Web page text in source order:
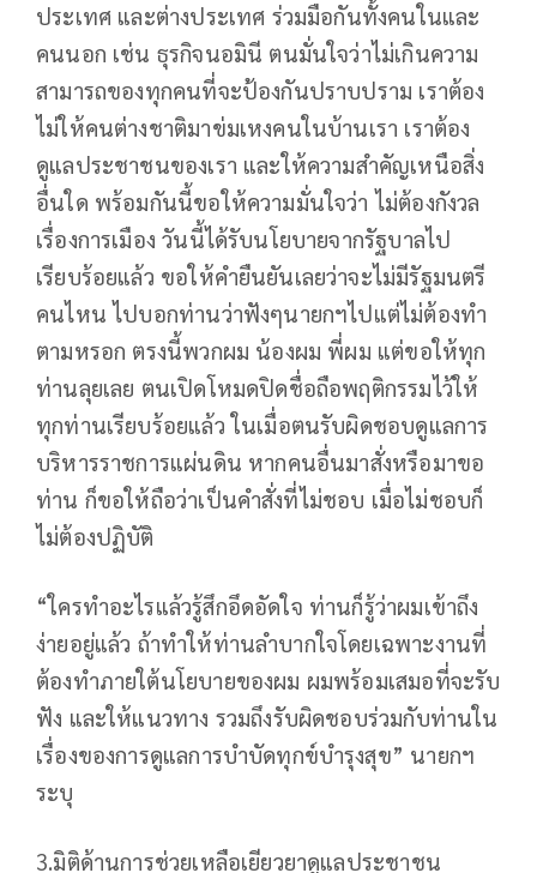
ประเทศ และต่างประเทศ ร่วมมือกันทั้งคนในและ
คนนอก เช่น ธุรกิจนอมินี ตนมั่นใจว่าไม่เกินความ
สามารถของทุกคนที่จะป้องกันปราบปราม เราต้อง
ไม่ให้คนต่างชาติมาข่มเหงคนในบ้านเรา เราต้อง
ดูแลประชาชนของเรา และให้ความสำคัญเหนือสิ่ง
อื่นใด พร้อมกันนี้ขอให้ความมั่นใจว่า ไม่ต้องกังวล
เรื่องการเมือง วันนี้ได้รับนโยบายจากรัฐบาลไป
เรียบร้อยแล้ว ขอให้คำยืนยันเลยว่าจะไม่มีรัฐมนตรี
คนไหน ไปบอกท่านว่าฟังๆนายกฯไปแต่ไม่ต้องทำ
ตามหรอก ตรงนี้พวกผม น้องผม พี่ผม แต่ขอให้ทุก
ท่านลุยเลย ตนเปิดโหมดปิดชื่อถือพฤติกรรมไว้ให้
ทุกท่านเรียบร้อยแล้ว ในเมื่อตนรับผิดชอบดูแลการ
บริหารราชการแผ่นดิน หากคนอื่นมาสั่งหรือมาขอ
ท่าน ก็ขอให้ถือว่าเป็นคำสั่งที่ไม่ชอบ เมื่อไม่ชอบก็
ไม่ต้องปฏิบัติ
“ใครทำอะไรแล้วรู้สึกอึดอัดใจ ท่านก็รู้ว่าผมเข้าถึง
ง่ายอยู่แล้ว ถ้าทำให้ท่านลำบากใจโดยเฉพาะงานที่
ต้องทำภายใต้นโยบายของผม ผมพร้อมเสมอที่จะรับ
ฟัง และให้แนวทาง รวมถึงรับผิดชอบร่วมกับท่านใน
เรื่องของการดูแลการบำบัดทุกข์บำรุงสุข” นายกฯ
ระบุ
3.มิติด้านการช่วยเหลือเยียวยาดูแลประชาชน